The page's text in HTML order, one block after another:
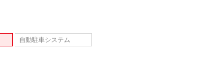
自動駐車システム